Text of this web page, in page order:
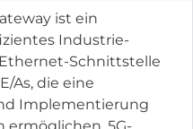
ist ein
Industrie-
Schnittstelle
As, die eine
Implementierung